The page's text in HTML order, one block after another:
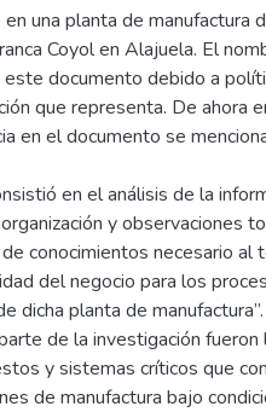
una planta de manufactura
Coyol en Alajuela. El
documento debido a
que representa. De ahora
en el documento se
en el análisis de la
y observaciones
conocimientos necesario al
del negocio para los
dicha planta de manufactura”.
de la investigación fueron
y sistemas críticos que
de manufactura bajo